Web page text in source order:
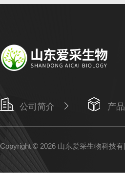
公司简介 产
Copyright © 2026 山东爱采生物科技